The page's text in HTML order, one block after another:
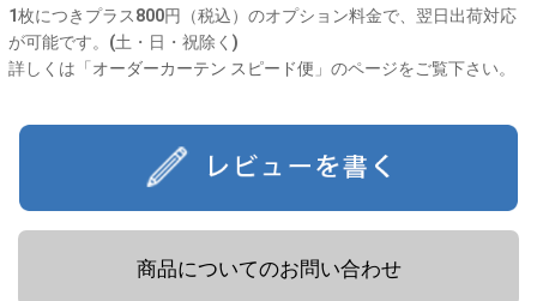
1枚につきプラス800円（税込）のオプション料金で、翌日出荷対応
が可能です。(土・日・祝除く)
詳しくは「 オーダーカーテン スピード便 」のページをご覧下さい。
商品についてのお問い合わせ